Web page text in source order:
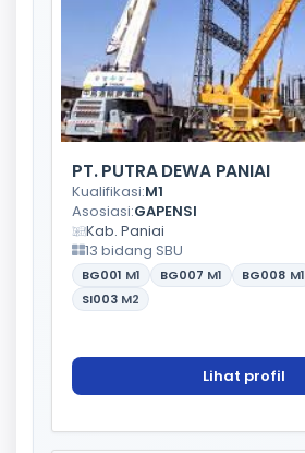
PT. PUTRA DEWA PANIAI
Kualifikasi:M1
Asosiasi:GAPENSI
Kab. Paniai
13 bidang SBU
BG001 M1 BG007 M1 BG008 M1
SI003 M2
Lihat profil